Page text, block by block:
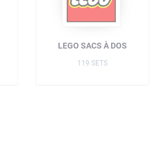
LEGO SACS À DOS
119 SETS